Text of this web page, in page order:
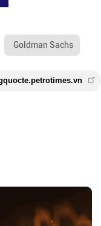
Goldman Sachs